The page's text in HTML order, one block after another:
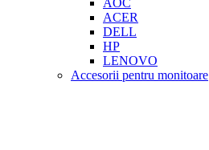
AOC
ACER
DELL
HP
LENOVO
Accesorii pentru monitoare